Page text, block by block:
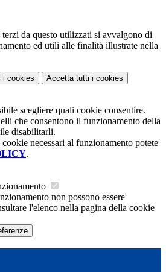
da questo utilizzati si avvalgono di
ed utili alle finalità illustrate nella
i cookies Accetta tutti i cookies
scegliere quali cookie consentire.
che consentono il funzionamento della
disabilitarli.
necessari al funzionamento potete
.
non possono essere
l'elenco nella pagina della cookie